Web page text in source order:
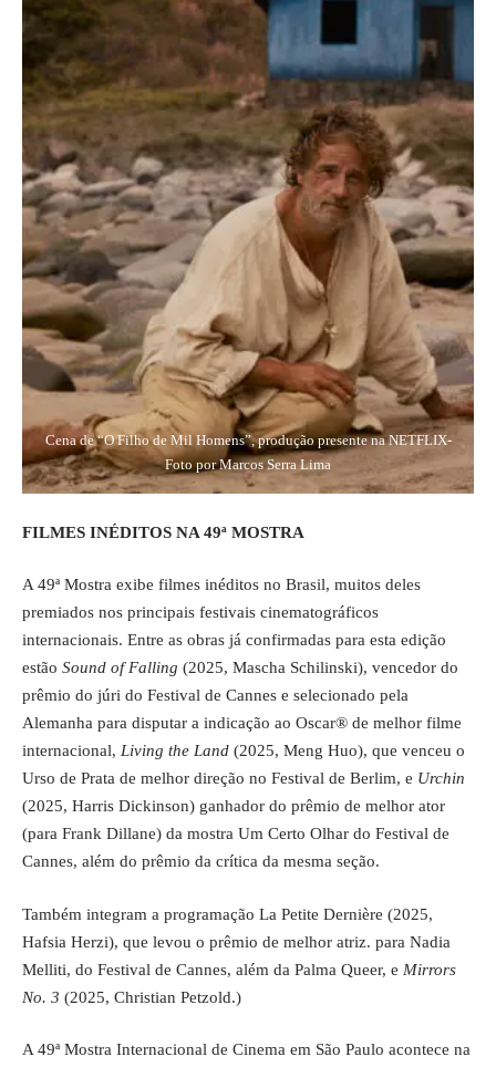
Cena de “O Filho de Mil Homens”, produção presente na NETFLIX-
Foto por Marcos Serra Lima
FILMES INÉDITOS NA 49ª MOSTRA
A 49ª Mostra exibe filmes inéditos no Brasil, muitos deles
premiados nos principais festivais cinematográficos
internacionais. Entre as obras já confirmadas para esta edição
estão Sound of Falling (2025, Mascha Schilinski), vencedor do
prêmio do júri do Festival de Cannes e selecionado pela
Alemanha para disputar a indicação ao Oscar® de melhor filme
internacional, Living the Land (2025, Meng Huo), que venceu o
Urso de Prata de melhor direção no Festival de Berlim, e Urchin
(2025, Harris Dickinson) ganhador do prêmio de melhor ator
(para Frank Dillane) da mostra Um Certo Olhar do Festival de
Cannes, além do prêmio da crítica da mesma seção.
Também integram a programação La Petite Dernière (2025,
Hafsia Herzi), que levou o prêmio de melhor atriz. para Nadia
Melliti, do Festival de Cannes, além da Palma Queer, e Mirrors
No. 3 (2025, Christian Petzold.)
A 49ª Mostra Internacional de Cinema em São Paulo acontece na